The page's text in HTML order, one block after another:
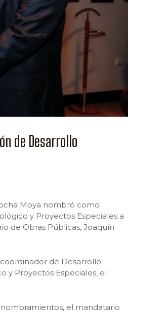
de Desarrollo
Moya nombró como
y Proyectos Especiales a
de Obras Públicas, Joaquín
de Desarrollo
y Proyectos Especiales, el
el mandatario